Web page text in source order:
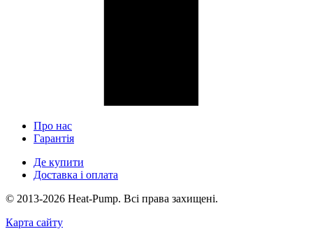
Про нас
Гарантія
Де купити
Доставка і оплата
© 2013-2026 Heat-Pump. Всі права захищені.
Карта сайту